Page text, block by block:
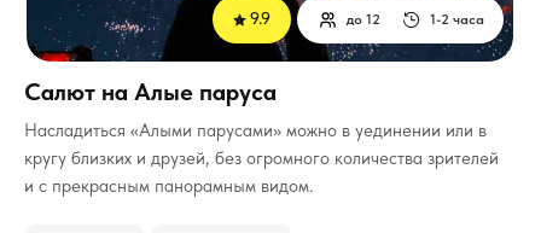
Насладиться «Алыми парусами» можно в уединении или в
кругу близких и друзей, без огромного количества зрителей
и с прекрасным панорамным видом.
1-2 часа
до 12
Салют на Алые паруса
9.9